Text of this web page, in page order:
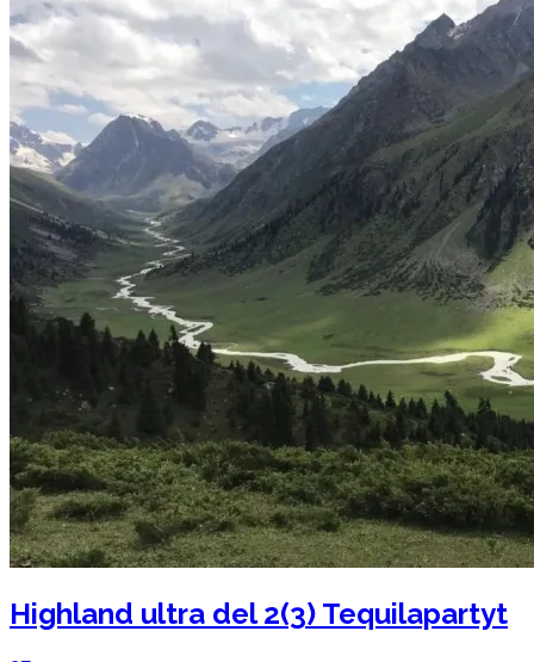
Highland ultra del 2(3) Tequilapartyt